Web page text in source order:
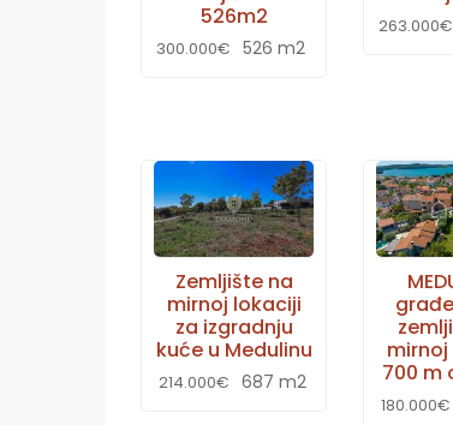
526m2
300.000€ 526 m2
263.000€
Zemljište na
mirnoj lokaciji
za izgradnju
kuće u Medulinu
214.000€ 687 m2
700 m
180.000€